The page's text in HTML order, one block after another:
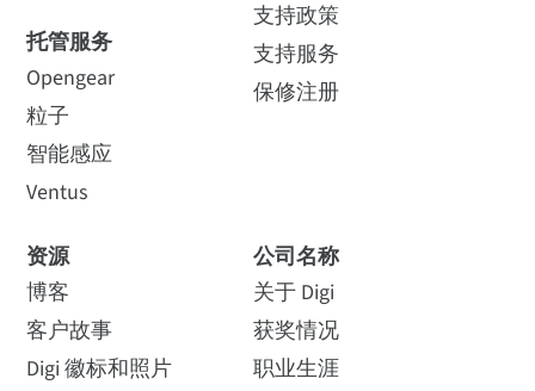
托管服务
Opengear
粒子
智能感应
Ventus
支持政策
支持服务
保修注册
资源
博客
客户故事
Digi 徽标和照片
公司名称
关于 Digi
获奖情况
职业生涯